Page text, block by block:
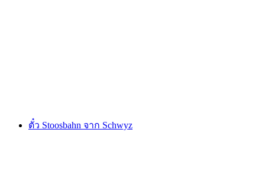
ตั๋ว Stoosbahn จาก Schwyz